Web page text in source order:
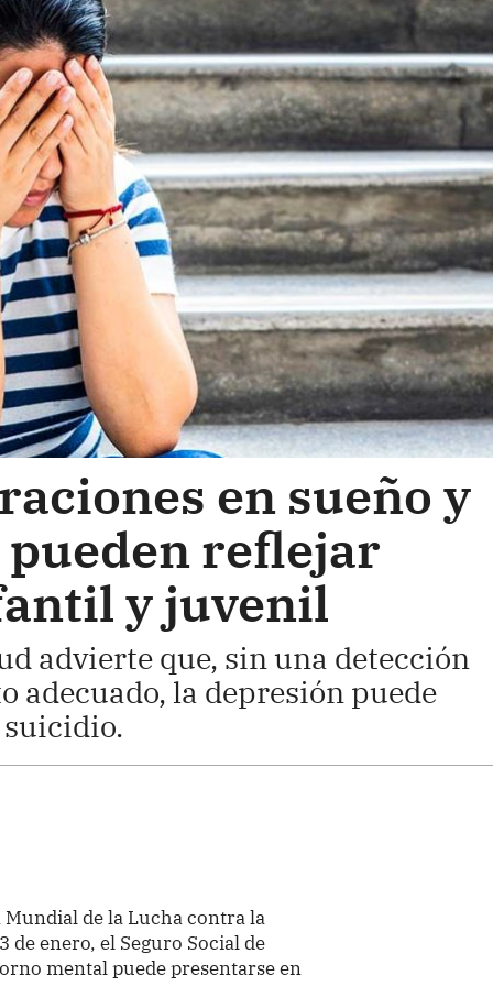
en sueño y
reflejar
y juvenil
advierte que, sin una detección
la depresión puede
Mundial de la Lucha contra la
de enero, el Seguro Social de
mental puede presentarse en